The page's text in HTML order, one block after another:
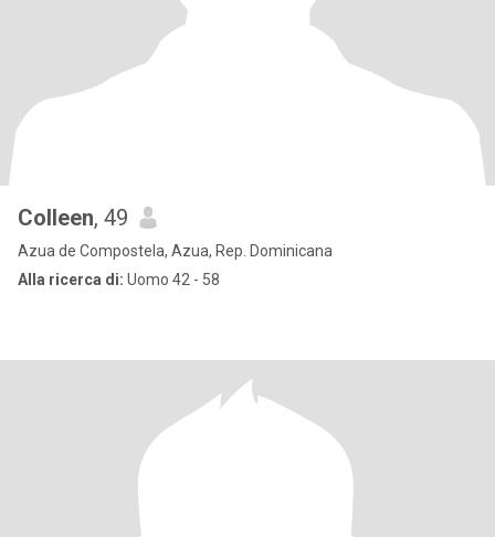
Colleen, 49
Azua de Compostela, Azua, Rep. Dominicana
Alla ricerca di: Uomo 42 - 58